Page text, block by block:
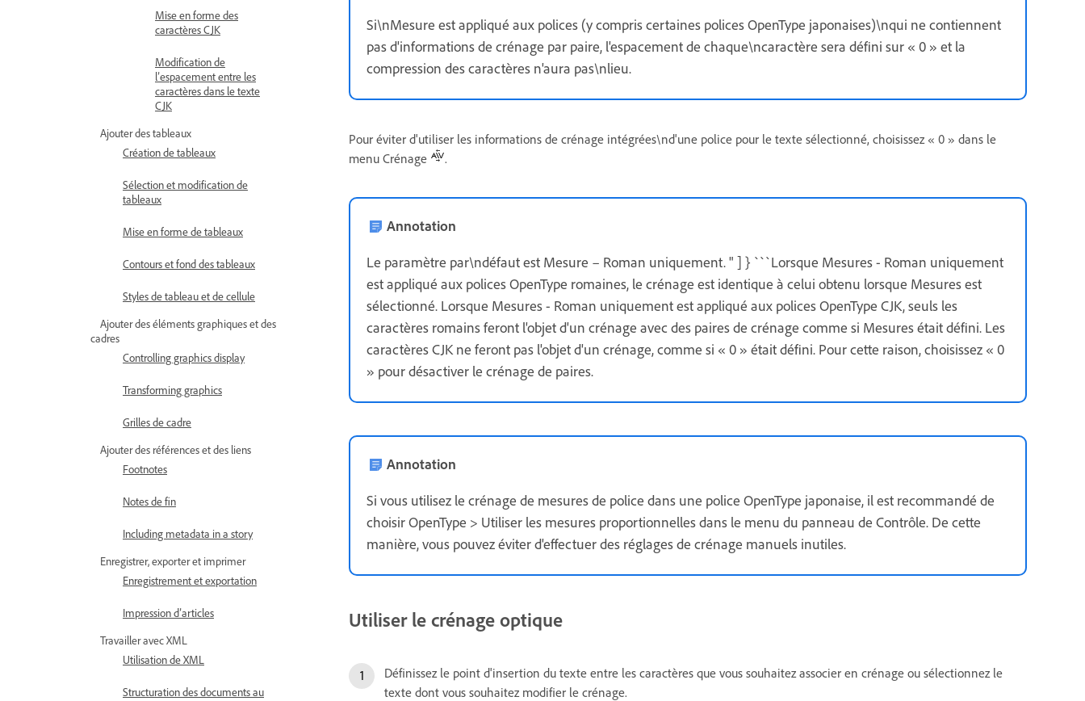
Mise en forme des
caractères CJK
Modification de
l’espacement entre les
caractères dans le texte
CJK
Ajouter des tableaux
Création de tableaux
Sélection et modification de
tableaux
Mise en forme de tableaux
Contours et fond des tableaux
Styles de tableau et de cellule
Ajouter des éléments graphiques et des
cadres
Controlling graphics display
Transforming graphics
Grilles de cadre
Ajouter des références et des liens
Footnotes
Notes de fin
Including metadata in a story
Enregistrer, exporter et imprimer
Enregistrement et exportation
Impression d’articles
Travailler avec XML
Utilisation de XML
Structuration des documents au
Si\nMesure est appliqué aux polices (y compris certaines polices OpenType japonaises)\nqui ne contiennent
pas d'informations de crénage par paire, l'espacement de chaque\ncaractère sera défini sur « 0 » et la
compression des caractères n'aura pas\nlieu.
Pour éviter d'utiliser les informations de crénage intégrées\nd'une police pour le texte sélectionné, choisissez « 0 » dans le
menu Crénage
.
Annotation
Le paramètre par\ndéfaut est Mesure – Roman uniquement. " ] } ```Lorsque Mesures - Roman uniquement
est appliqué aux polices OpenType romaines, le crénage est identique à celui obtenu lorsque Mesures est
sélectionné. Lorsque Mesures - Roman uniquement est appliqué aux polices OpenType CJK, seuls les
caractères romains feront l'objet d'un crénage avec des paires de crénage comme si Mesures était défini. Les
caractères CJK ne feront pas l'objet d'un crénage, comme si « 0 » était défini. Pour cette raison, choisissez « 0
» pour désactiver le crénage de paires.
Annotation
Si vous utilisez le crénage de mesures de police dans une police OpenType japonaise, il est recommandé de
choisir OpenType > Utiliser les mesures proportionnelles dans le menu du panneau de Contrôle. De cette
manière, vous pouvez éviter d'effectuer des réglages de crénage manuels inutiles.
Utiliser le crénage optique
Définissez le point d'insertion du texte entre les caractères que vous souhaitez associer en crénage ou sélectionnez le
texte dont vous souhaitez modifier le crénage.